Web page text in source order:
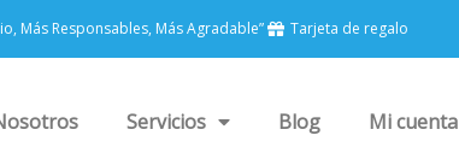
Más Responsables, Más Agradable” Tarjeta de regalo
Servicios Blog Mi cuenta